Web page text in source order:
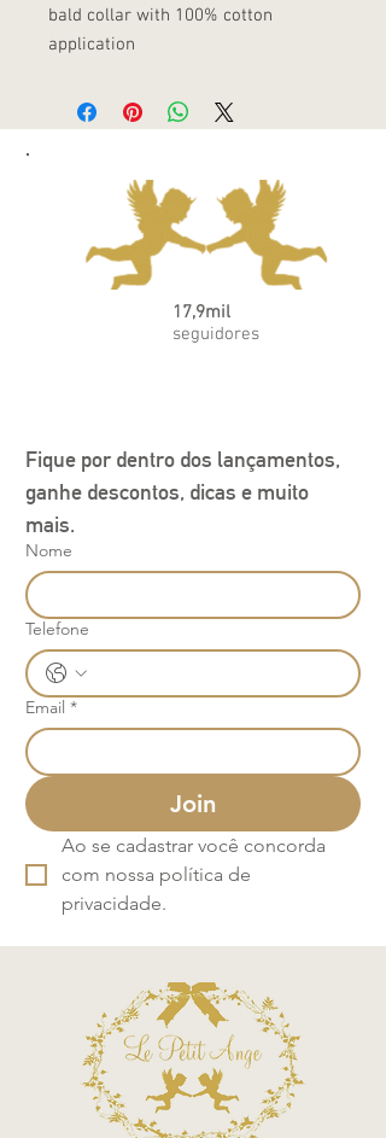
bald collar with 100% cotton
application
17,9mil
seguidores
Fique por dentro dos lançamentos,
ganhe descontos, dicas e muito
mais.
Nome
Telefone
Email *
Join
Ao se cadastrar você concorda
com nossa política de
privacidade.